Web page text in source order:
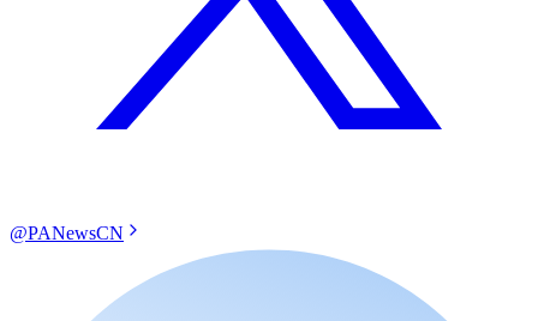
@PANewsCN